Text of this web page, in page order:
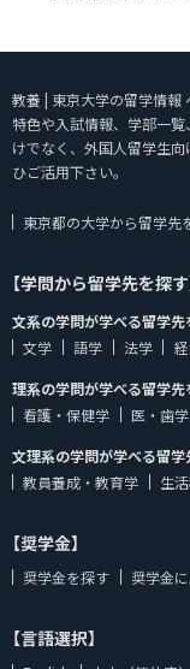
教養 | 東京大学の留学情報
特色や入試情報、学部一
けでなく、外国人留学生
ひご活用下さい。
東京都の大学から留学先
【学問から留学先を探す
文系の学問が学べる留学先
文学
語学 法学
理系の学問が学べる留学先
看護・保健学
医・歯学
文理系の学問が学べる留学
教員養成・教育学
生
【奨学金】
奨学金を探す 奨学金
【言語選択】